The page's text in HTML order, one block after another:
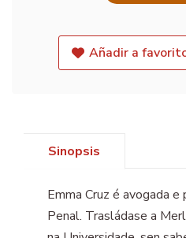
Añadir a
Sinopsis
Emma Cruz é avogada
Penal. Trasládase a